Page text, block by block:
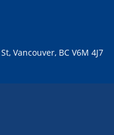
Vancouver, BC V6M 4J7